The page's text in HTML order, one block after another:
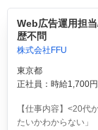
Web広告運用担
歴不問
株式会社FFU
東京都
正社員：時給1,700
【仕事内容】<20代
たいかわからない」